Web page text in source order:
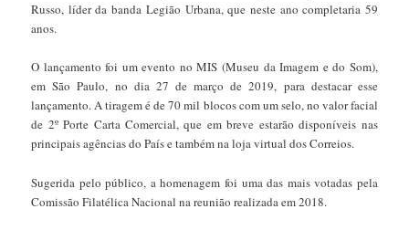
Russo, líder da banda Legião Urbana, que neste ano completaria 59
anos.
O lançamento foi um evento no MIS (Museu da Imagem e do Som),
em São Paulo, no dia 27 de março de 2019, para destacar esse
lançamento. A tiragem é de 70 mil blocos com um selo, no valor facial
de 2º Porte Carta Comercial, que em breve estarão disponíveis nas
principais agências do País e também na loja virtual dos Correios.
Sugerida pelo público, a homenagem foi uma das mais votadas pela
Comissão Filatélica Nacional na reunião realizada em 2018.